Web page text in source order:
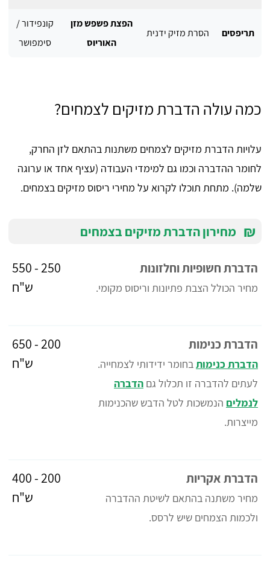
תריפסים הסרת מזיק ידנית
הפצת פשפש מזן
האוריוס
קונפידור /
סימפושר
כמה עולה הדברת מזיקים לצמחים?
עלויות הדברת מזיקים לצמחים משתנות בהתאם לזן החרק,
לחומר ההדברה וכמו גם למימדי העבודה (עציף אחד או ערוגה
שלמה). מתחת תוכלו לקרוא על מחירי ריסוס מזיקים בצמחים.
₪ מחירון הדברת מזיקים בצמחים
הדברת חשופיות וחלזונות
מחיר הכולל הצבת פתיונות וריסוס מקומי.
250 - 550
ש"ח
הדברת כנימות
הדברת כנימותבחומר ידידותי לצמחייה.
לעתים להדברה זו תכלול גם הדברה
לנמלים הנמשכות לטל הדבש שהכנימות
מייצרות.
200 - 650
ש"ח
הדברת אקריות
מחיר משתנה בהתאם לשיטת ההדברה
ולכמות הצמחים שיש לרסס.
200 - 400
ש"ח